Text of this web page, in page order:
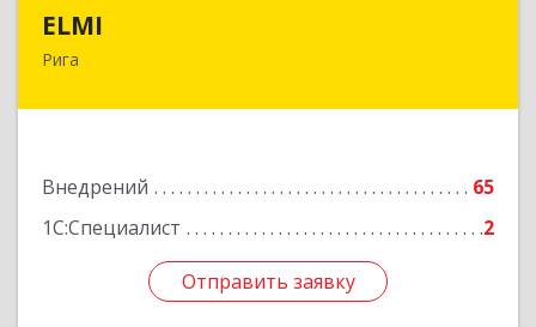
ELMI
Рига
Внедрений
65
1С:Специалист
2
Отправить заявку
Отправить заявку